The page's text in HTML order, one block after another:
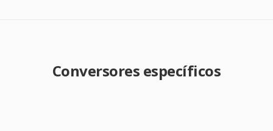
Conversores específicos